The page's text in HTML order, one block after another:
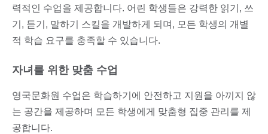
력적인 수업을 제공합니다. 어린 학생들은 강력한 읽기, 쓰
기, 듣기, 말하기 스킬을 개발하게 되며, 모든 학생의 개별
적 학습 요구를 충족할 수 있습니다.
자녀를 위한 맞춤 수업
영국문화원 수업은 학습하기에 안전하고 지원을 아끼지 않
는 공간을 제공하며 모든 학생에게 맞춤형 집중 관리를 제
공합니다.